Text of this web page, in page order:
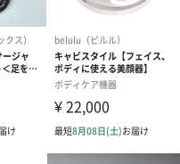
グリーティング）
なシーンのメッセージカ
部変更する場合がありま